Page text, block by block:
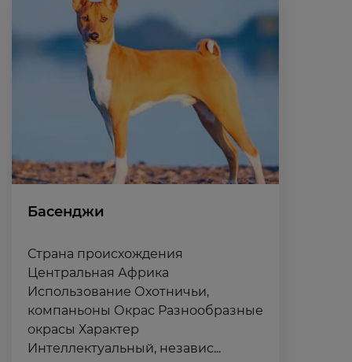
Басенджи
Страна происхождения
Центральная Африка
Использование Охотничьи,
компаньоны Окрас Разнообразные
окрасы Характер
Интеллектуальный, независ...